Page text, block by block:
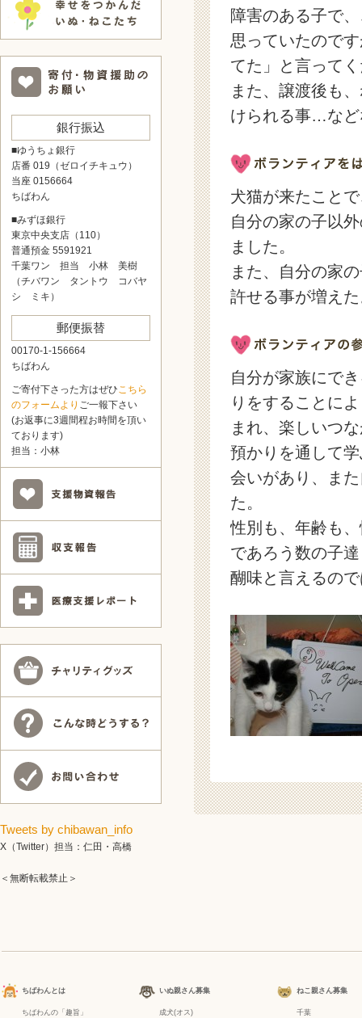
障害のある子で
思っていたので
てた」と言って
また、譲渡後も
けられる事…など
犬猫が来たこと
自分の家の子以
ました。
また、自分の家
許せる事が増え
自分が家族にで
りをすることに
まれ、楽しいつ
預かりを通して
会いがあり、ま
た。
性別も、年齢も
であろう数の子
醐味と言えるの
銀行振込
■ゆうちょ銀行
店番 019（ゼロイチキュウ）
当座 0156664
ちばわん
■みずほ銀行
東京中央支店（110）
普通預金 5591921
千葉ワン 担当 小林 美樹
（チバワン タントウ コバヤ
シ ミキ）
郵便振替
00170-1-156664
ちばわん
ご寄付下さった方はぜひこちら
のフォームより ご一報下さい
(お返事に3週間程お時間を頂い
ております)
担当：小林
Tweets by chibawan_info
X（Twitter）担当：仁田・高橋
＜無断転載禁止＞
ちばわんとは
ちばわんの「趣旨」
いぬ親さん募集
成犬(オス)
ねこ親さん募集
千葉